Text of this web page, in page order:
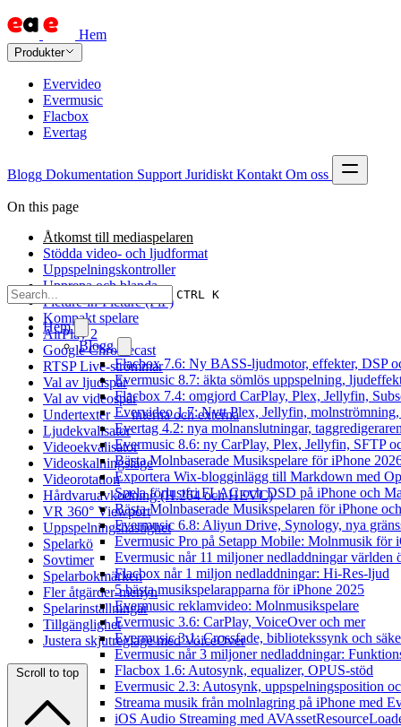
Hem
Produkter
Evervideo
Evermusic
Flacbox
Evertag
Blogg Dokumentation Support Juridiskt Kontakt Om oss
CTRL K
Hem
Blogg
Flacbox 7.6: Ny BASS-ljudmotor, effekter, DSP
Evermusic 8.7: äkta sömlös uppspelning,
Flacbox 7.4: omgjord CarPlay, Plex, Jellyfin,
Evervideo 1.7: Nytt Plex, Jellyfin, molnströmning,
Evertag 4.2: nya molnanslutningar,
Evermusic 8.6: ny CarPlay, Plex, Jellyfin, SFTP
Bästa Molnbaserade Musikspelare för iPhone
Exportera Wix-blogginlägg till Markdown med
Spela förlustfri FLAC och DSD på iPhone och
Bästa Molnbaserade Musikspelaren för iPhone
Evermusic 6.8: Aliyun Drive, Synology, nya
Evermusic Pro på Setapp Mobile: Molnmusik för
Evermusic når 11 miljoner nedladdningar världen
Flacbox når 1 miljon nedladdningar: Hi-Res-ljud
5 bästa musikspelarapparna för iPhone 2025
Evermusic reklamvideo: Molnmusikspelare
Evermusic 3.6: CarPlay, VoiceOver och mer
Evermusic 3.1: Crossfade, bibliotekssynk och
Evermusic når 3 miljoner nedladdningar:
Flacbox 1.6: Autosynk, equalizer, OPUS-stöd
Evermusic 2.3: Autosynk, uppspelningsposition
Streama musik från molnlagring på iPhone med
iOS Audio Streaming med
On this page
Åtkomst till mediaspelaren
Stödda video- och ljudformat
Uppspelningskontroller
Upprepa och blanda
Picture-in-Picture (PiP)
Kompakt spelare
AirPlay 2
Google Chromecast
RTSP Live-strömmar
Val av ljudspår
Val av videospår
Undertexter — interna och externa
Ljudekvalisator
Videoekvalisator
Videoskalningsläge
Videorotation
Hårdvaruavkodning (H.264 och HEVC)
VR 360° Viewport
Uppspelningshastighet
Spelarkö
Sovtimer
Spelarbokmärken
Fler åtgärder-menyn
Spelarinställningar
Tillgänglighet
Justera skjutreglage med VoiceOver
Scroll to top